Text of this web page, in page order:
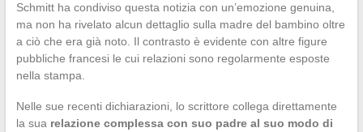
Schmitt ha condiviso questa notizia con un’emozione genuina,
ma non ha rivelato alcun dettaglio sulla madre del bambino oltre
a ciò che era già noto. Il contrasto è evidente con altre figure
pubbliche francesi le cui relazioni sono regolarmente esposte
nella stampa.
Nelle sue recenti dichiarazioni, lo scrittore collega direttamente
la sua relazione complessa con suo padre al suo modo di